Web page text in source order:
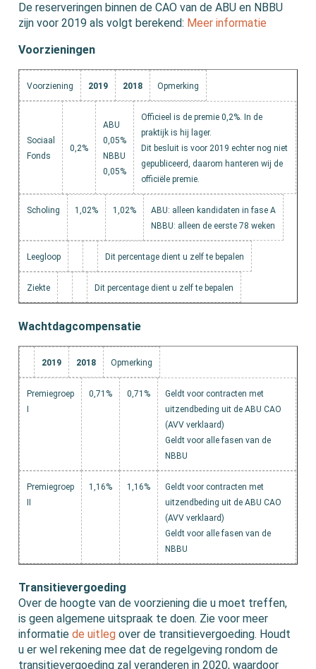
De reserveringen binnen de CAO van de ABU en NBBU
zijn voor 2019 als volgt berekend: Meer informatie
Voorzieningen
Voorziening 2019 2018 Opmerking
Sociaal
Fonds
0,2%
ABU
0,05%
NBBU
0,05%
Officieel is de premie 0,2%. In de
praktijk is hij lager.
Dit besluit is voor 2019 echter nog niet
gepubliceerd, daarom hanteren wij de
officiële premie.
Scholing 1,02% 1,02%
ABU: alleen kandidaten in fase A
NBBU: alleen de eerste 78 weken
Leegloop Dit percentage dient u zelf te bepalen
Ziekte Dit percentage dient u zelf te bepalen
Wachtdagcompensatie
2019 2018 Opmerking
Premiegroep
0,71% 0,71%
Geldt voor contracten met
uitzendbeding uit de ABU CAO
(AVV verklaard)
Geldt voor alle fasen van de
NBBU
Premiegroep
1,16% 1,16%
Geldt voor contracten met
uitzendbeding uit de ABU CAO
(AVV verklaard)
Geldt voor alle fasen van de
NBBU
Transitievergoeding
Over de hoogte van de voorziening die u moet treffen,
is geen algemene uitspraak te doen. Zie voor meer
informatiede uitleg over de transitievergoeding. Houdt
u er wel rekening mee dat de regelgeving rondom de
transitievergoeding zal veranderen in 2020, waardoor